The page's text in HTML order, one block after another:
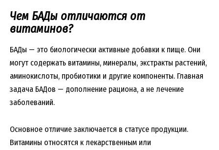
Чем БАДы отличаются от
витаминов?
БАДы — это биологически активные добавки к пище. Они
могут содержать витамины, минералы, экстракты растений,
аминокислоты, пробиотики и другие компоненты. Главная
задача БАДов — дополнение рациона, а не лечение
заболеваний.
Основное отличие заключается в статусе продукции.
Витамины относятся к лекарственным или